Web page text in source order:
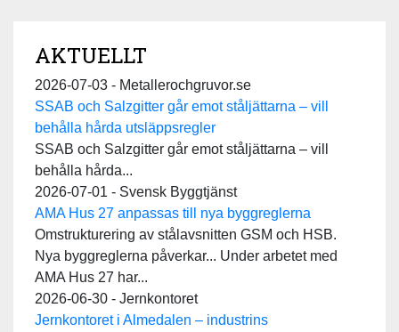
AKTUELLT
2026-07-03 - Metallerochgruvor.se
SSAB och Salzgitter går emot ståljättarna – vill
behålla hårda utsläppsregler
SSAB och Salzgitter går emot ståljättarna – vill
behålla hårda...
2026-07-01 - Svensk Byggtjänst
AMA Hus 27 anpassas till nya byggreglerna
Omstrukturering av stålavsnitten GSM och HSB.
Nya byggreglerna påverkar... Under arbetet med
AMA Hus 27 har...
2026-06-30 - Jernkontoret
Jernkontoret i Almedalen – industrins